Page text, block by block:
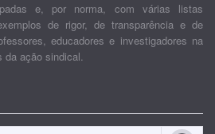
e, por norma, com várias listas
de rigor, de transparência e de
educadores e investigadores na
da ação sindical.